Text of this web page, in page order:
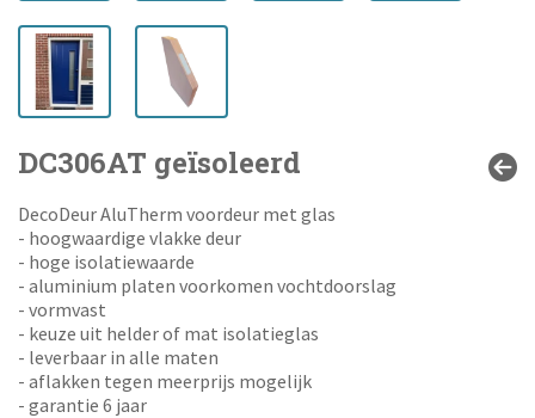
DC306AT geïsoleerd
DecoDeur AluTherm voordeur met glas
- hoogwaardige vlakke deur
- hoge isolatiewaarde
- aluminium platen voorkomen vochtdoorslag
- vormvast
- keuze uit helder of mat isolatieglas
- leverbaar in alle maten
- aflakken tegen meerprijs mogelijk
- garantie 6 jaar